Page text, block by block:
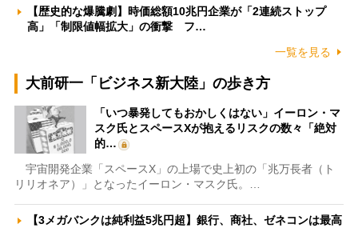
【歴史的な爆騰劇】時価総額10兆円企業が「2連続ストップ
高」「制限値幅拡大」の衝撃 フ…
一覧を見る
大前研一「ビジネス新大陸」の歩き方
「いつ暴発してもおかしくはない」イーロン・マ
スク氏とスペースXが抱えるリスクの数々「絶対
的…
宇宙開発企業「スペースX」の上場で史上初の「兆万長者（ト
リリオネア）」となったイーロン・マスク氏。…
【3メガバンクは純利益5兆円超】銀行、商社、ゼネコンは最高